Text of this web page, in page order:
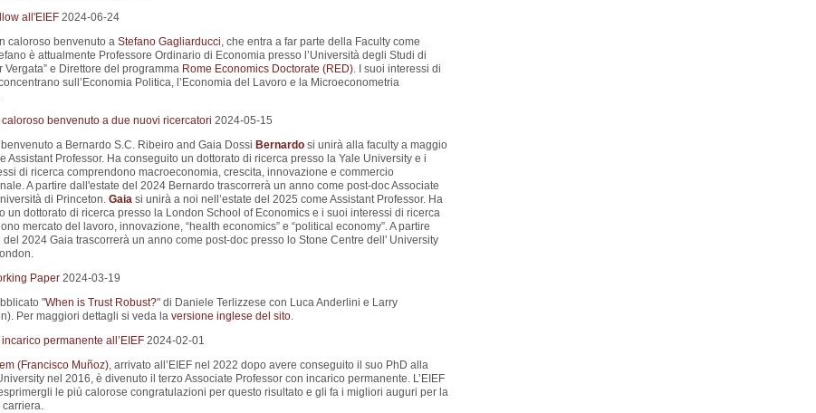
all'EIEF 2024-06-24
caloroso benvenuto a Stefano Gagliarducci, che entra a far parte della Faculty come
è attualmente Professore Ordinario di Economia presso l’Università degli Studi di
Vergata” e Direttore del programma Rome Economics Doctorate (RED). I suoi interessi di
sull’Economia Politica, l’Economia del Lavoro e la Microeconometria
caloroso benvenuto a due nuovi ricercatori 2024-05-15
benvenuto a Bernardo S.C. Ribeiro and Gaia Dossi Bernardosi unirà alla faculty a maggio
Assistant Professor. Ha conseguito un dottorato di ricerca presso la Yale University e i
di ricerca comprendono macroeconomia, crescita, innovazione e commercio
A partire dall'estate del 2024 Bernardo trascorrerà un anno come post-doc Associate
di Princeton. Gaiasi unirà a noi nell’estate del 2025 come Assistant Professor. Ha
un dottorato di ricerca presso la London School of Economics e i suoi interessi di ricerca
mercato del lavoro, innovazione, “health economics” e “political economy”. A partire
del 2024 Gaia trascorrerà un anno come post-doc presso lo Stone Centre dell' University
Paper 2024-03-19
"When is Trust Robust?" di Daniele Terlizzese con Luca Anderlini e Larry
Per maggiori dettagli si veda la versione inglese del sito.
permanente all’EIEF 2024-02-01
(Francisco Muñoz), arrivato all’EIEF nel 2022 dopo avere conseguito il suo PhD alla
nel 2016, è divenuto il terzo Associate Professor con incarico permanente. L’EIEF
le più calorose congratulazioni per questo risultato e gli fa i migliori auguri per la
carriera.